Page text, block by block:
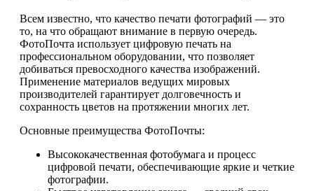
Всем известно, что качество печати фотографий — это
то, на что обращают внимание в первую очередь.
ФотоПочта использует цифровую печать на
профессиональном оборудовании, что позволяет
добиваться превосходного качества изображений.
Применение материалов ведущих мировых
производителей гарантирует долговечность и
сохранность цветов на протяжении многих лет.
Основные преимущества ФотоПочты:
Высококачественная фотобумага и процесс
цифровой печати, обеспечивающие яркие и четкие
фотографии.